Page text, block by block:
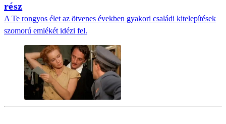
rész
A Te rongyos élet az ötvenes években gyakori családi kitelepítések
szomorú emlékét idézi fel.